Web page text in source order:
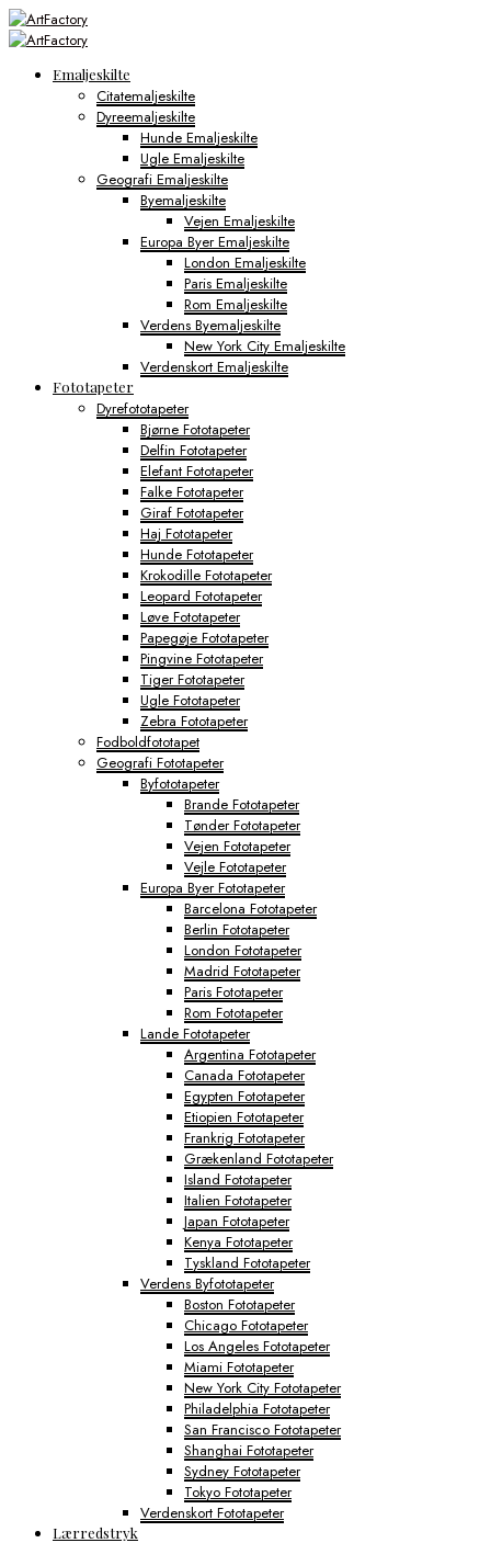
Emaljeskilte
Citatemaljeskilte
Dyreemaljeskilte
Hunde Emaljeskilte
Ugle Emaljeskilte
Geografi Emaljeskilte
Byemaljeskilte
Vejen Emaljeskilte
Europa Byer Emaljeskilte
London Emaljeskilte
Paris Emaljeskilte
Rom Emaljeskilte
Verdens Byemaljeskilte
New York City Emaljeskilte
Verdenskort Emaljeskilte
Fototapeter
Dyrefototapeter
Bjørne Fototapeter
Delfin Fototapeter
Elefant Fototapeter
Falke Fototapeter
Giraf Fototapeter
Haj Fototapeter
Hunde Fototapeter
Krokodille Fototapeter
Leopard Fototapeter
Løve Fototapeter
Papegøje Fototapeter
Pingvine Fototapeter
Tiger Fototapeter
Ugle Fototapeter
Zebra Fototapeter
Fodboldfototapet
Geografi Fototapeter
Byfototapeter
Brande Fototapeter
Tønder Fototapeter
Vejen Fototapeter
Vejle Fototapeter
Europa Byer Fototapeter
Barcelona Fototapeter
Berlin Fototapeter
London Fototapeter
Madrid Fototapeter
Paris Fototapeter
Rom Fototapeter
Lande Fototapeter
Argentina Fototapeter
Canada Fototapeter
Egypten Fototapeter
Etiopien Fototapeter
Frankrig Fototapeter
Grækenland Fototapeter
Island Fototapeter
Italien Fototapeter
Japan Fototapeter
Kenya Fototapeter
Tyskland Fototapeter
Verdens Byfototapeter
Boston Fototapeter
Chicago Fototapeter
Los Angeles Fototapeter
Miami Fototapeter
New York City Fototapeter
Philadelphia Fototapeter
San Francisco Fototapeter
Shanghai Fototapeter
Sydney Fototapeter
Tokyo Fototapeter
Verdenskort Fototapeter
Lærredstryk